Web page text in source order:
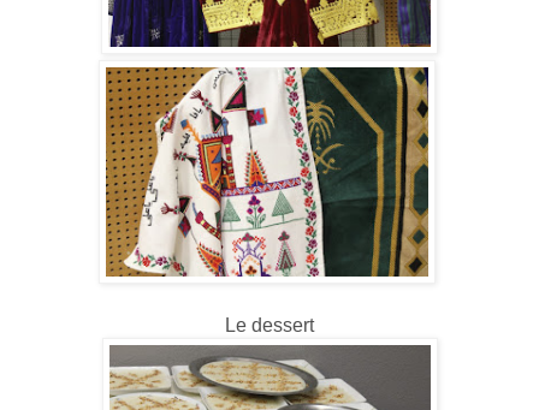
Le dessert